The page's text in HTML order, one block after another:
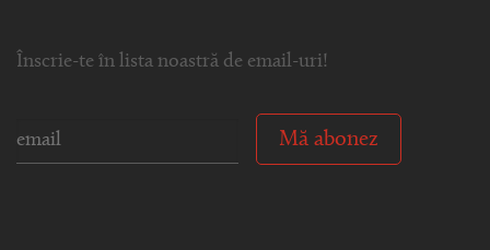
Înscrie-te în lista noastră de email-uri!
Mă abonez